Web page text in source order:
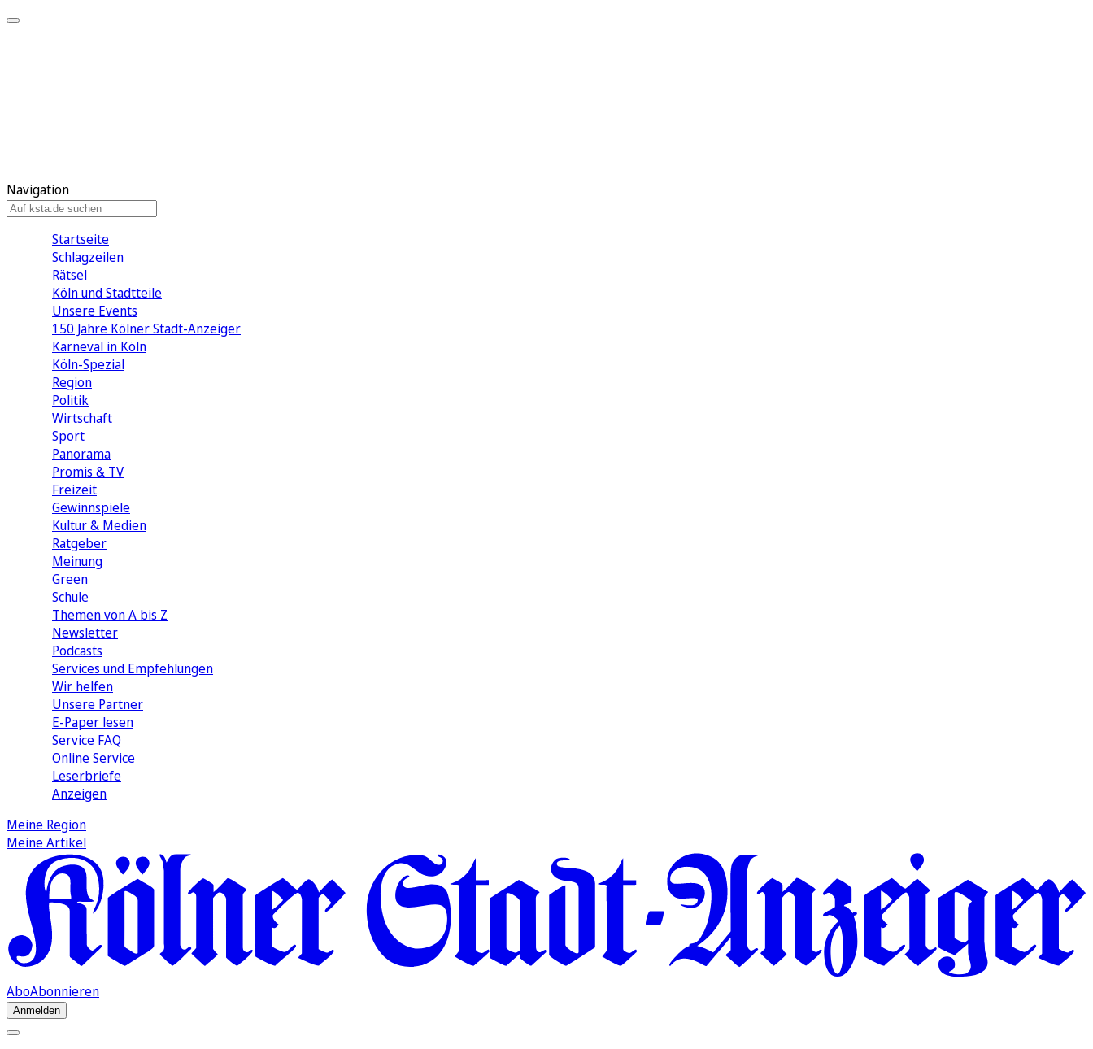
Navigation
Startseite
Schlagzeilen
Rätsel
Köln und Stadtteile
Unsere Events
150 Jahre Kölner Stadt-Anzeiger
Karneval in Köln
Köln-Spezial
Region
Politik
Wirtschaft
Sport
Panorama
Promis & TV
Freizeit
Gewinnspiele
Kultur & Medien
Ratgeber
Meinung
Green
Schule
Themen von A bis Z
Newsletter
Podcasts
Services und Empfehlungen
Wir helfen
Unsere Partner
E-Paper lesen
Service FAQ
Online Service
Leserbriefe
Anzeigen
Meine Region
Meine Artikel
AboAbonnieren
Anmelden